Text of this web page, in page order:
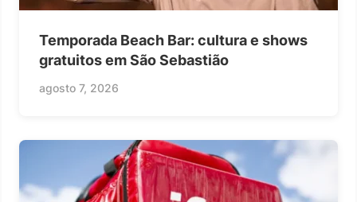
Temporada Beach Bar: cultura e shows
gratuitos em São Sebastião
agosto 7, 2026